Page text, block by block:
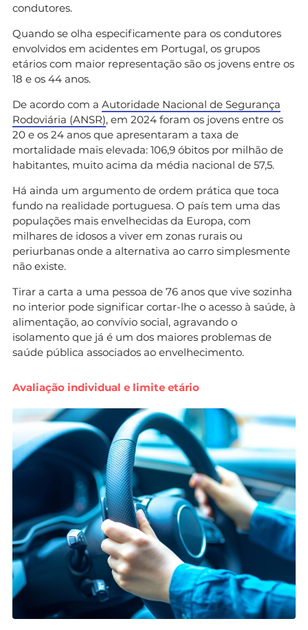
condutores.
Quando se olha especificamente para os condutores
envolvidos em acidentes em Portugal, os grupos
etários com maior representação são os jovens entre os
18 e os 44 anos.
De acordo com a Autoridade Nacional de Segurança
Rodoviária (ANSR), em 2024 foram os jovens entre os
20 e os 24 anos que apresentaram a taxa de
mortalidade mais elevada: 106,9 óbitos por milhão de
habitantes, muito acima da média nacional de 57,5.
Há ainda um argumento de ordem prática que toca
fundo na realidade portuguesa. O país tem uma das
populações mais envelhecidas da Europa, com
milhares de idosos a viver em zonas rurais ou
periurbanas onde a alternativa ao carro simplesmente
não existe.
Tirar a carta a uma pessoa de 76 anos que vive sozinha
no interior pode significar cortar-lhe o acesso à saúde, à
alimentação, ao convívio social, agravando o
isolamento que já é um dos maiores problemas de
saúde pública associados ao envelhecimento.
Avaliação individual e limite etário